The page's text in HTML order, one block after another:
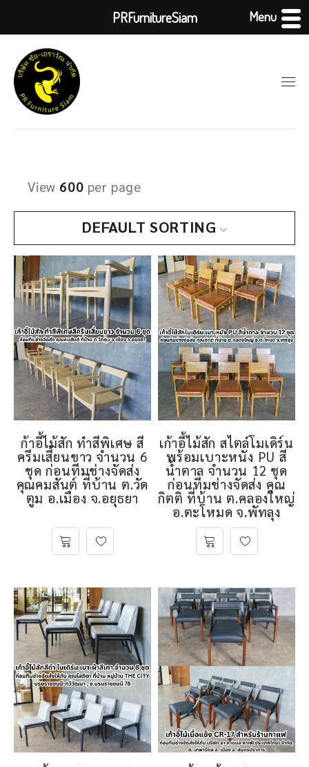
DEFAULT SORTING
View 600 per page
ก้าอี้ไม้สัก ทำสีพิเศษ สี
ครีมเสี้ยนขาว จำนวน 6
ชุด ก่อนทีมช่างจัดส่ง
คุณคมสันต์ ที่บ้าน ต.วัด
ตูม อ.เมือง จ.อยุธยา
เก้าอี้ไม้สัก สไตล์โมเดิร์น
พร้อมเบาะหนัง PU สี
น้ำตาล จำนวน 12 ชุด
ก่อนทีมช่างจัดส่ง คุณ
กิตติ ที่บ้าน ต.คลองใหญ่
อ.ตะโหมด จ.พัทลุง
PRFurnitureSiam Menu